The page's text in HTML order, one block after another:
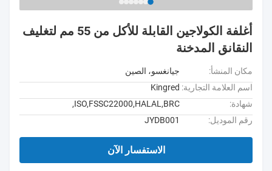
أغلفة الكولاجين القابلة للأكل من 55 مم لتغليف
النقانق المدخنة
مكان المنشأ:
جيانغسو، الصين
اسم العلامة التجارية: Kingred
شهادة:
ISO,FSSC22000,HALAL,BRC,
رقم الموديل:
JYDB001
الاستفسار الآن